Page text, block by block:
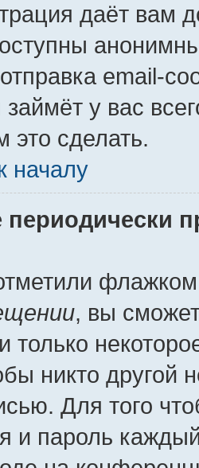
даёт вам
email-
займёт у вас
это сделать.
началу
, вы
только
никто другой
Для того
и пароль